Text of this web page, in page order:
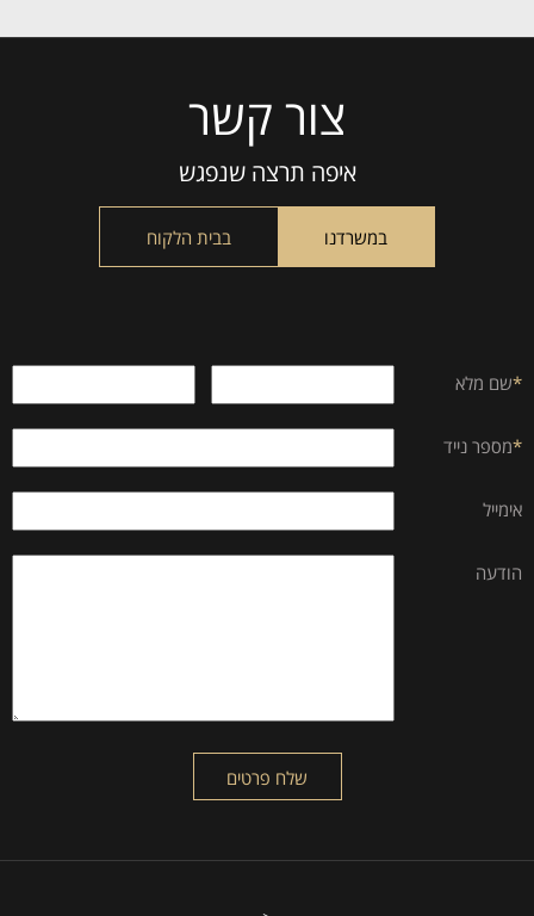
צור קשר
איפה תרצה שנפגש
במשרדנו בבית הלקוח
*שם מלא
*מספר נייד
אימייל
הודעה